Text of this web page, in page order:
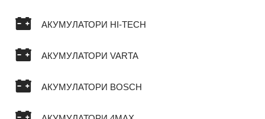
АКУМУЛАТОРИ HI-TECH
АКУМУЛАТОРИ VARTA
АКУМУЛАТОРИ BOSCH